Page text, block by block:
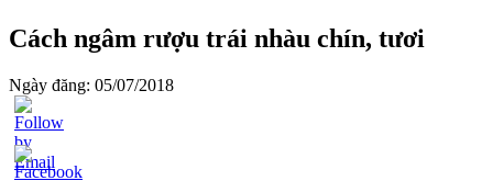
Cách ngâm rượu trái nhàu chín, tươi
Ngày đăng: 05/07/2018